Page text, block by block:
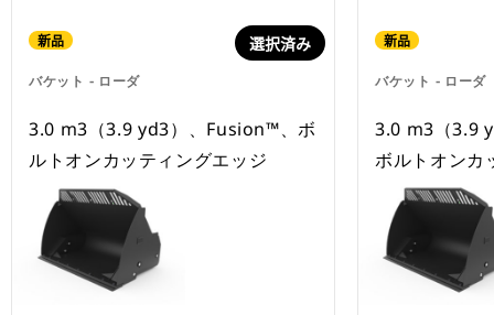
新品
バケット - ローダ
選択済み
3.0 m3（3.9 yd3）、Fusion™、ボ
ルトオンカッティングエッジ
新品
バケット - ローダ
3.0 m3（3.9
ボルトオンカ